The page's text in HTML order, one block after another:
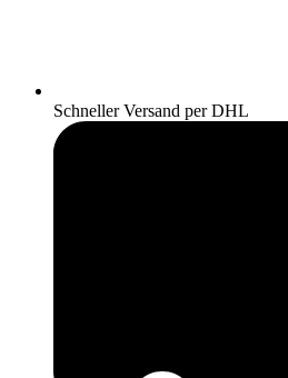
Schneller Versand per DHL